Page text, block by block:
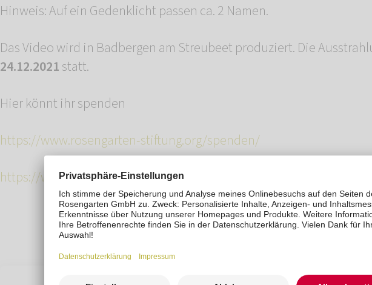
Hinweis: Auf ein Gedenklicht passen ca. 2 Namen.
Das Video wird in Badbergen am Streubeet produziert. Die
24.12.2021statt.
Hier könnt ihr spenden
https://www.rosengarten-stiftung.org/spenden/
https://www.rosengarten-stiftung.org/